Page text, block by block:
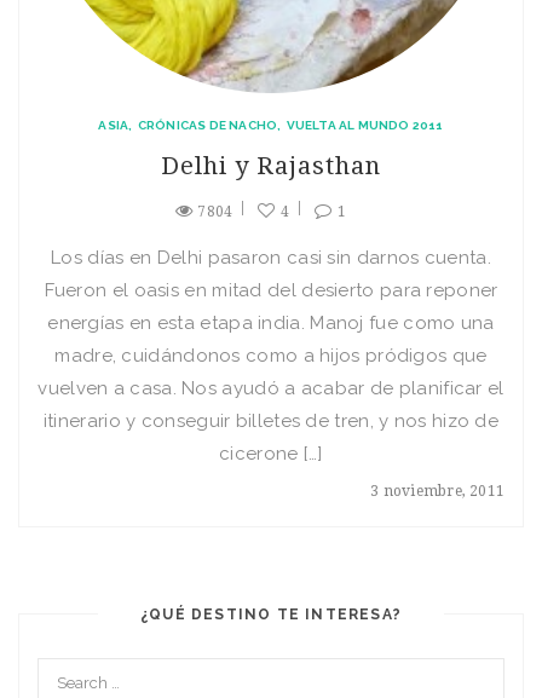
ASIA CRÓNICAS DE NACHO VUELTA AL MUNDO 2011
Delhi y Rajasthan
7804 4 1
3 noviembre, 2011
Los días en Delhi pasaron casi sin darnos cuenta.
Fueron el oasis en mitad del desierto para reponer
energías en esta etapa india. Manoj fue como una
madre, cuidándonos como a hijos pródigos que
vuelven a casa. Nos ayudó a acabar de planificar el
itinerario y conseguir billetes de tren, y nos hizo de
cicerone […]
¿QUÉ DESTINO TE INTERESA?